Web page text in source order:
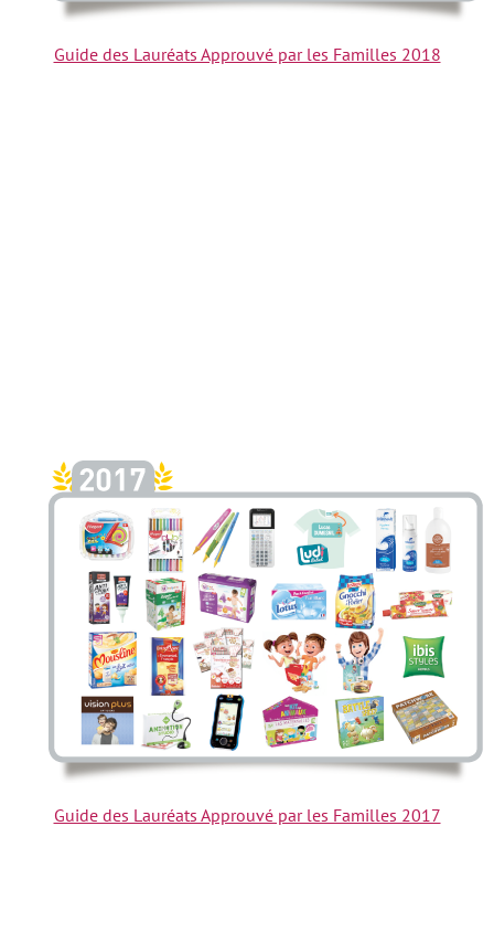
Guide des Lauréats Approuvé par les Familles 2018
Guide des Lauréats Approuvé par les Familles 2017